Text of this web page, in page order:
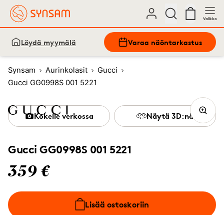
Valikko
Löydä myymälä Varaa näöntarkastus
Synsam Aurinkolasit
Gucci
Gucci GG0998S 001 5221
Gucci GG0998S 001 5221
359 €
Lisää ostoskoriin
Kokeile verkossa Näytä 3D:nä